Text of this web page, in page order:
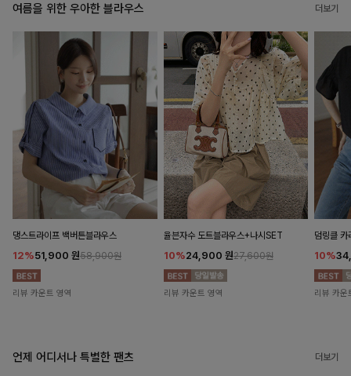
여름을 위한 우아한 블라우스 더보기
댕스트라이프 백버튼블라우스
12%51,900 원58,900원
리뷰 카운트 영역
율븐자수 도트블라우스+나시SET
10%24,900 원27,600원
리뷰 카운트 영역
덤링클 카
10%
리뷰 카운
언제 어디서나 특별한 팬츠 더보기